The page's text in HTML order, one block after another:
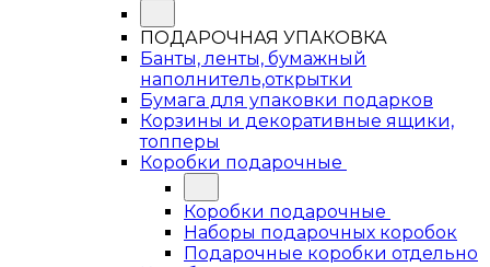
ПОДАРОЧНАЯ УПАКОВКА
Банты, ленты, бумажный
наполнитель,открытки
Бумага для упаковки подарков
Корзины и декоративные ящики,
топперы
Коробки подарочные
Коробки подарочные
Наборы подарочных коробок
Подарочные коробки отдельно